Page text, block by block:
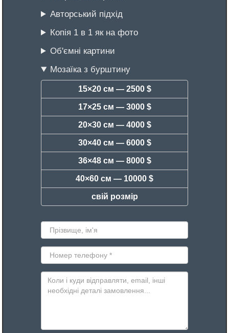
Авторський підхід
Копія 1 в 1 як на фото
Об'ємні картини
Мозаїка з бурштину
15×20 см — 2500 $
17×25 см — 3000 $
20×30 см — 4000 $
30×40 см — 6000 $
36×48 см — 8000 $
40×60 см — 10000 $
свій розмір